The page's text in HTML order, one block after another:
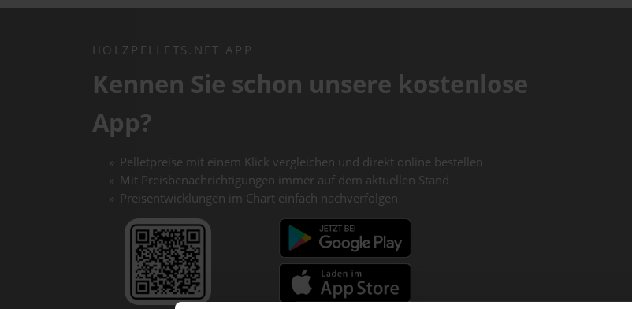
HOLZPELLETS.NET APP
Kennen Sie schon unsere kostenlose
App?
Pelletpreise mit einem Klick vergleichen und direkt online bestellen
Mit Preisbenachrichtigungen immer auf dem aktuellen Stand
Preisentwicklungen im Chart einfach nachverfolgen